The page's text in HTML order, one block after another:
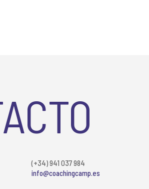
(+34) 941 037 984
info@coachingcamp.es